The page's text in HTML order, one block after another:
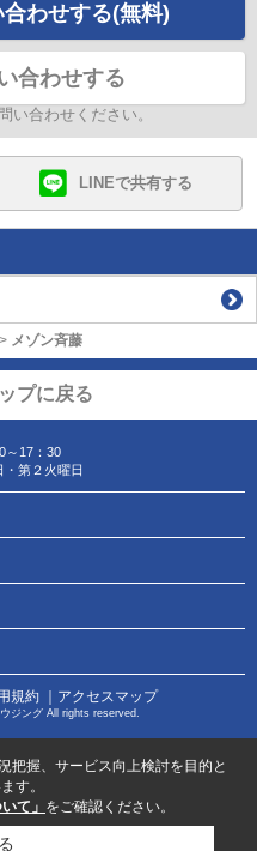
わせする(無料)
合わせする
い合わせください。
LINEで共有する
> メゾン斉藤
プに戻る
～17：30
・第２火曜日
規約 ｜アクセスマップ
ジング All rights reserved.
把握、サービス向上検討を目的と
す。
て」 をご確認ください。